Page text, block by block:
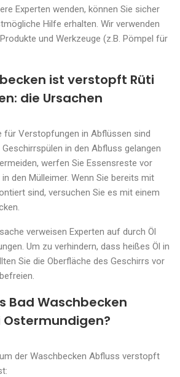
Experten wenden, können Sie sicher
Hilfe erhalten. Wir verwenden
und Werkzeuge (z.B. Pömpel für
ist verstopft Rüti
die Ursachen
für Verstopfungen in Abflüssen sind
in den Abfluss gelangen
werfen Sie Essensreste vor
den Mülleimer. Wenn Sie bereits mit
sind, versuchen Sie es mit einem
verweisen Experten auf durch Öl
Um zu verhindern, dass heißes Öl in
Sie die Oberfläche des Geschirrs vor
Bad Waschbecken
der Waschbecken Abfluss verstopft